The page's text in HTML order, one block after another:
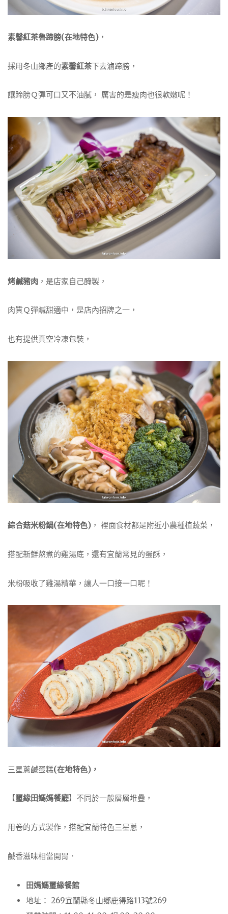
素馨紅茶魯蹄膀(在地特色) ，
採用冬山鄉產的素馨紅茶下去滷蹄膀，
讓蹄膀Ｑ彈可口又不油膩， 厲害的是瘦肉也很軟嫩呢！
烤鹹豬肉 ，是店家自己醃製，
肉質Ｑ彈鹹甜適中，是店內招牌之一，
也有提供真空冷凍包裝，
綜合菇米粉鍋(在地特色) ， 裡面食材都是附近小農種植蔬菜，
搭配新鮮熬煮的雞湯底，還有宜蘭常見的蛋酥，
米粉吸收了雞湯精華，讓人一口接一口呢！
三星蔥鹹蛋糕(在地特色)，
【璽緣田媽媽餐廳】不同於一般層層堆疊，
用卷的方式製作，搭配宜蘭特色三星蔥，
鹹香滋味相當開胃．
田媽媽璽緣餐館
地址： 269宜蘭縣冬山鄉鹿得路113號269